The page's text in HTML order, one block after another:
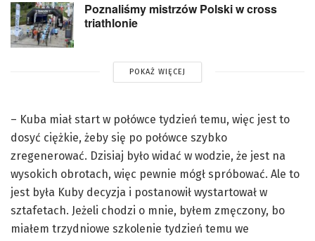
Poznaliśmy mistrzów Polski w cross
triathlonie
POKAŻ WIĘCEJ
– Kuba miał start w połówce tydzień temu, więc jest to
dosyć ciężkie, żeby się po połówce szybko
zregenerować. Dzisiaj było widać w wodzie, że jest na
wysokich obrotach, więc pewnie mógł spróbować. Ale to
jest była Kuby decyzja i postanowił wystartował w
sztafetach. Jeżeli chodzi o mnie, byłem zmęczony, bo
miałem trzydniowe szkolenie tydzień temu we